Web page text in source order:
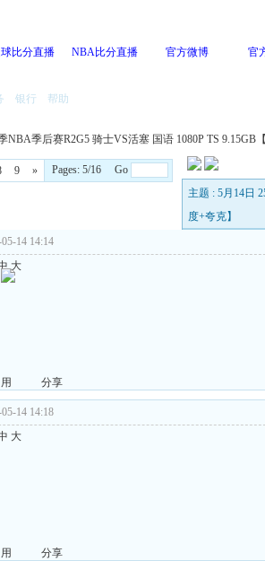
比分直播 NBA比分直播 官方微博 官
银行 帮助
NBA季后赛R2G5 骑士VS活塞 国语 1080P TS 9.15GB
9 »
Pages: 5/16 Go
主题 : 5月14日
度+夸克】
14 14:14
大
分享
14 14:18
大
分享